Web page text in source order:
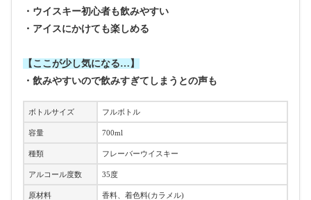
・ウイスキー初心者も飲みやすい
・アイスにかけても楽しめる
【ここが少し気になる…】
・飲みやすいので飲みすぎてしまうとの声も
ボトルサイズ フルボトル
容量 700ml
種類 フレーバーウイスキー
アルコール度数 35度
原材料 香料、着色料(カラメル)